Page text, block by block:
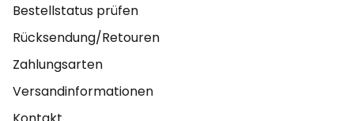
Bestellstatus prüfen
Rücksendung/Retouren
Zahlungsarten
Versandinformationen